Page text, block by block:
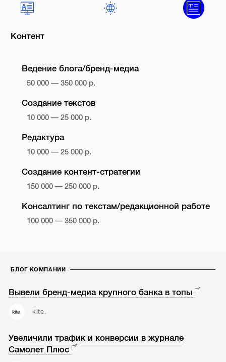
Контент
Ведение блога/бренд-медиа
50 000 — 350 000 р.
Создание текстов
10 000 — 25 000 р.
Редактура
10 000 — 25 000 р.
Создание контент-стратегии
150 000 — 250 000 р.
Консалтинг по текстам/редакционной работе
100 000 — 350 000 р.
БЛОГ КОМПАНИИ
Вывели бренд-медиа крупного банка в топы
kite.
Увеличили трафик и конверсии в журнале
Самолет Плюс